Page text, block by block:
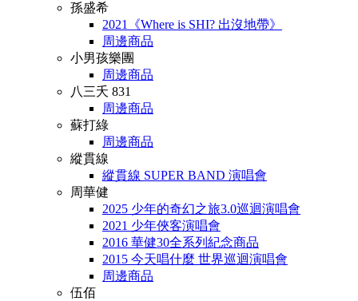
孫盛希
2021《Where is SHI? 出沒地帶》
周邊商品
小男孩樂團
周邊商品
八三夭 831
周邊商品
蘇打綠
周邊商品
縱貫線
縱貫線 SUPER BAND 演唱會
周華健
2025 少年的奇幻之旅3.0巡迴演唱會
2021 少年俠客演唱會
2016 華健30全系列紀念商品
2015 今天唱什麼 世界巡迴演唱會
周邊商品
伍佰